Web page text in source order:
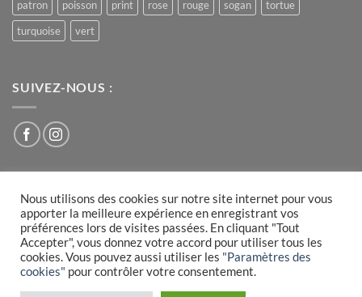
patron
poisson print rose rouge sogan
tortue
turquoise
vert
SUIVEZ-NOUS :
Visa PayPal MasterCard
PLAN DU SITE
CONDITIONS GÉNÉRALES DE VENTE
MENTIONS LÉGALES
COOKIES
› réalisé parl'agence Webrush
Nous utilisons des cookies sur notre site internet pour vous
apporter la meilleure expérience en enregistrant vos
préférences lors de visites passées. En cliquant "Tout
Accepter", vous donnez votre accord pour utiliser tous les
cookies. Vous pouvez aussi utiliser les "Paramètres des
cookies" pour contrôler votre consentement.